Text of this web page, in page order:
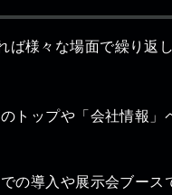
ば様々な場面で繰り返
のトップや「会社情報
での導入や展示会ブー